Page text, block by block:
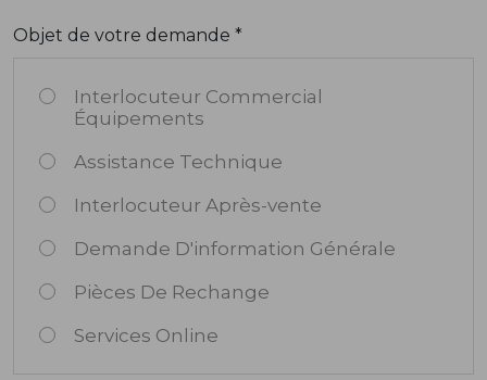
Objet de votre demande *
Interlocuteur Commercial
Équipements
Assistance Technique
Interlocuteur Après-vente
Demande D'information Générale
Pièces De Rechange
Services Online